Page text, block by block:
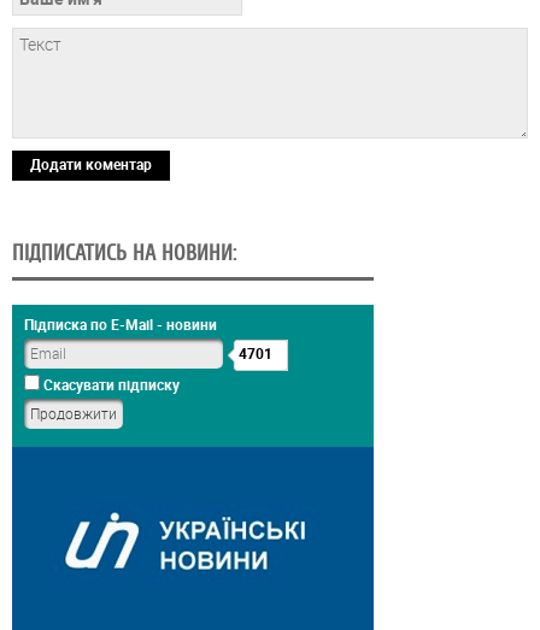
Додати коментар
ПІДПИСАТИСЬ НА НОВИНИ:
Підписка по E-Mail - новини
4701
Скасувати підписку